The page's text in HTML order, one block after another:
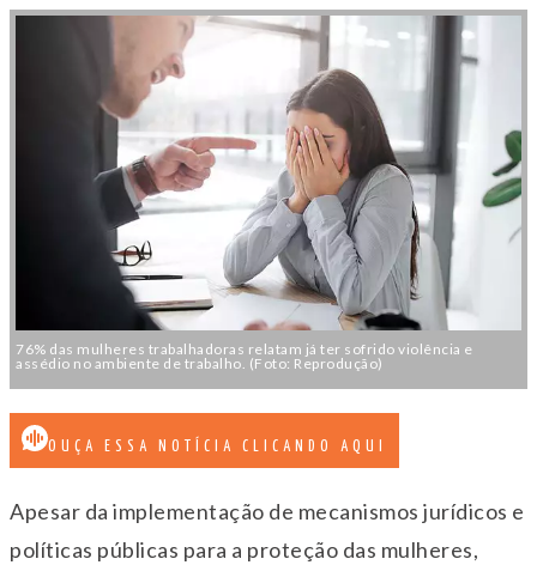
76% das mulheres trabalhadoras relatam já ter sofrido violência e
assédio no ambiente de trabalho. (Foto: Reprodução)
OUÇA ESSA NOTÍCIA CLICANDO AQUI
Apesar da implementação de mecanismos jurídicos e
políticas públicas para a proteção das mulheres,